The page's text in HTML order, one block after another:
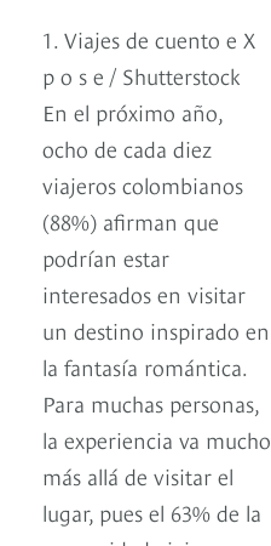
1. Viajes de cuento e X
p o s e / Shutterstock
En el próximo año,
ocho de cada diez
viajeros colombianos
(88%) afirman que
podrían estar
interesados en visitar
un destino inspirado en
la fantasía romántica.
Para muchas personas,
la experiencia va mucho
más allá de visitar el
lugar, pues el 63% de la